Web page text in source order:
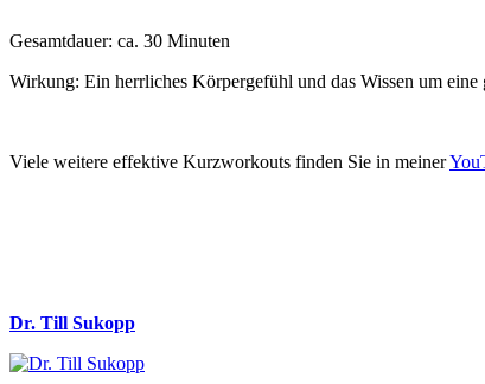
Gesamtdauer: ca. 30 Minuten
Wirkung: Ein herrliches Körpergefühl und das Wissen um
Viele weitere effektive Kurzworkouts finden Sie in meiner
Dr. Till Sukopp